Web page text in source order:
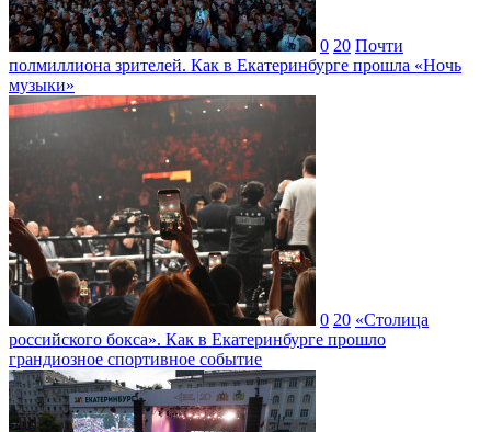
0 20 Почти
полмиллиона зрителей. Как в Екатеринбурге прошла «Ночь
музыки»
0 20 «Столица
российского бокса». Как в Екатеринбурге прошло
грандиозное спортивное событие